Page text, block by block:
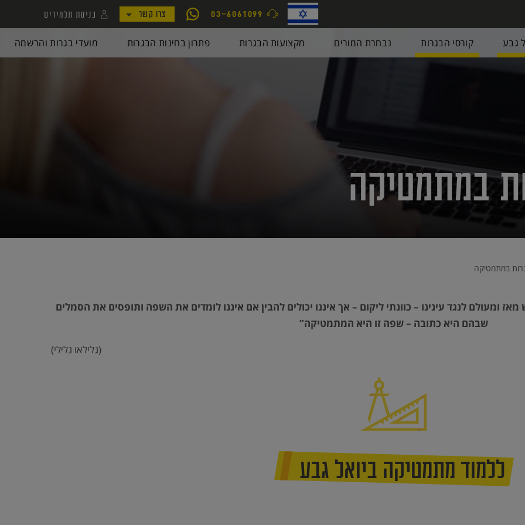
03-6061099 צרו קשר
כניסת תלמידים
לקמפוס קורסי יואל גבע
לאתר my.geva
גבע קורסי הבגרות נבחרת המורים מקצועות הבגרות פתרון בחינות הבגרות מועדי בגרות והרשמה
במתמטיקה
במתמטיקה
ומעולם לנגד עינינו – כוונתי ליקום – אך איננו יכולים להבין אם איננו לומדים את השפה ותופסים את הסמלים
שבהם היא כתובה – שפה זו היא המתמטיקה”
(גלילאו גלילי)
ללמוד מתמטיקה ביואל גבע